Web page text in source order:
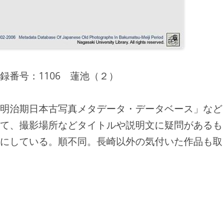
番号：1106 蓮池（２）
期日本古写真メタデータ・データベース」など
、撮影場所などタイトルや説明文に疑問があるも
している。順不同。長崎以外の気付いた作品も取